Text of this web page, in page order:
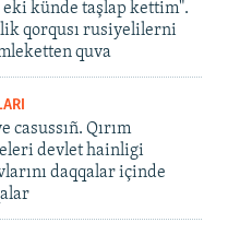
eki künde taşlap kettim".
qorqusı rusiyelilerni
quva
casussıñ. Qırım
devlet hainligi
daqqalar içinde